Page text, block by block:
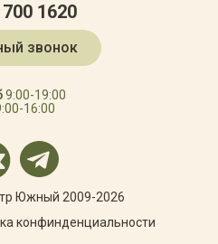
1620
звонок
9:00-19:00
16:00
Южный 2009-2026
конфинденциальности